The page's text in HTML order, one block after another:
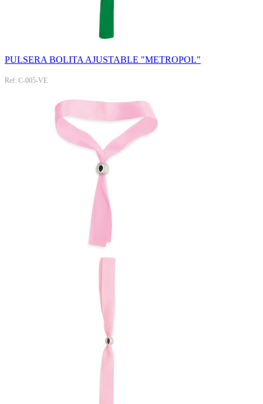
PULSERA BOLITA AJUSTABLE "METROPOL"
Ref: C-005-VE